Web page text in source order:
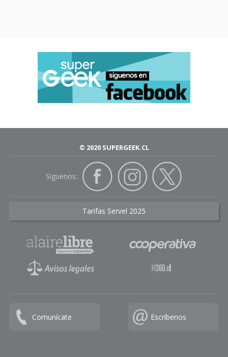
© 2020 SUPERGEEK.CL
Siguenos:
Tarifas Servel 2025
Comunícate Escríbenos